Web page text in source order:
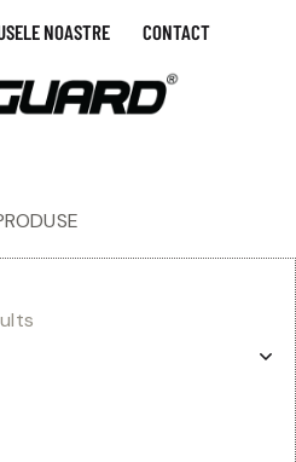
NOASTRE CONTACT